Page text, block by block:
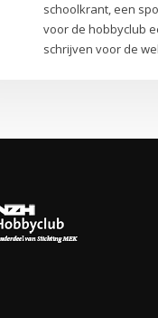
schoolkrant, een
voor de hobbyclub
schrijven voor de